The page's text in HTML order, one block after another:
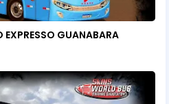
GUANABARA